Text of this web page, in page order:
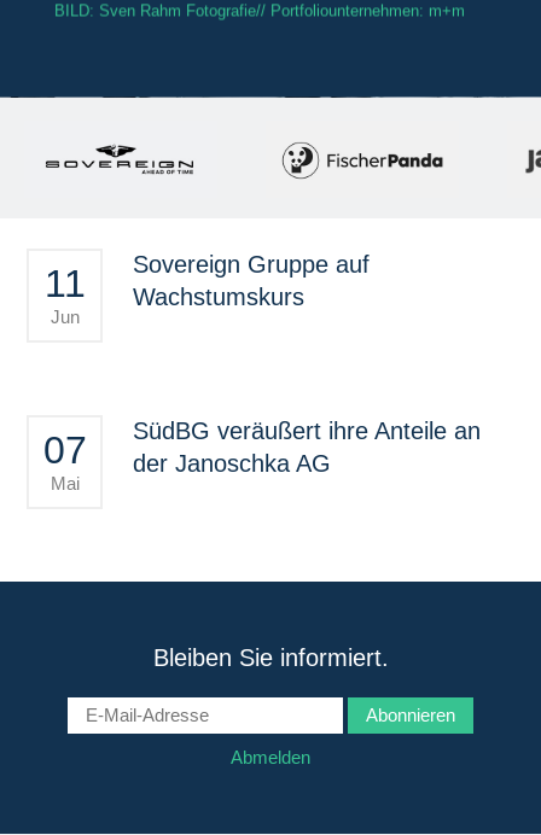
Sven Rahm Fotografie// Portfoliounternehmen: m+m
Gemeinsam erfolgreich.
Als eine führende Beteiligungsgesellschaft entwickelt
die Süd Beteiligungen GmbH (SüdBG)
11
Jun
Sovereign Gruppe auf
Wachstumskurs
07
Mai
SüdBG veräußert ihre Anteile an
der Janoschka AG
Bleiben Sie informiert.
Abonnieren
Abmelden